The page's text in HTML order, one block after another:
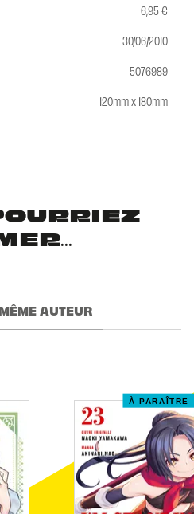
6,95 €
30/06/2010
5076989
120mm x 180mm
MÊME AUTEUR
À PARAÎTRE